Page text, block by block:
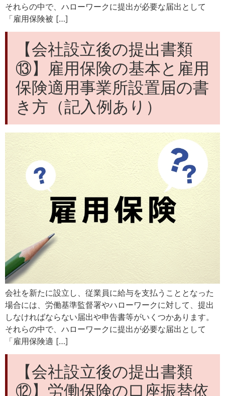
それらの中で、ハローワークに提出が必要な届出として
「雇用保険被 […]
【会社設立後の提出書類
⑬】雇用保険の基本と雇用
保険適用事業所設置届の書
き方（記入例あり）
会社を新たに設立し、従業員に給与を支払うこととなった
場合には、労働基準監督署やハローワークに対して、提出
しなければならない届出や申告書等がいくつかあります。
それらの中で、ハローワークに提出が必要な届出として
「雇用保険適 […]
【会社設立後の提出書類
⑫】労働保険の口座振替依